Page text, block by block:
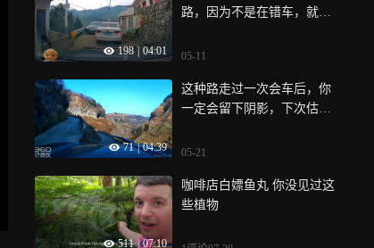
198 04:01
路，因为不是在错车，就是
05-11
71 | 04:39
这种路走过一次会车后，你
一定会留下阴影，下次估计
05-21
511 | 07:10
咖啡店白嫖鱼丸 你没见过这
些植物